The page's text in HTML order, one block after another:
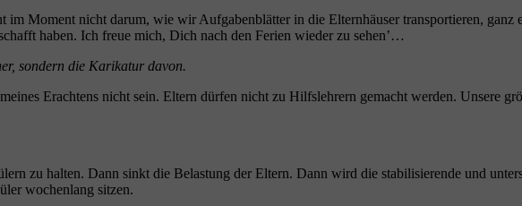
im Moment nicht darum, wie wir Aufgabenblätter in die Elternhäuser transportieren,
haben. Ich freue mich, Dich nach den Ferien wieder zu sehen’…
sondern die Karikatur davon.
Erachtens nicht sein. Eltern dürfen nicht zu Hilfslehrern gemacht werden. Unsere
zu halten. Dann sinkt die Belastung der Eltern. Dann wird die stabilisierende und
wochenlang sitzen.